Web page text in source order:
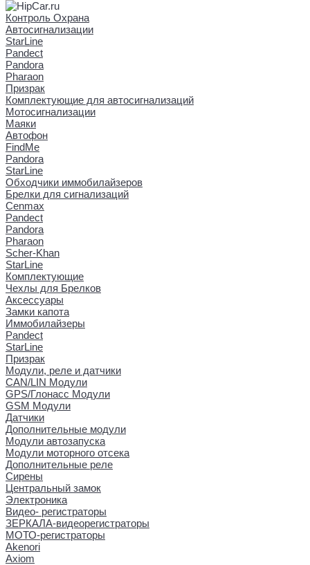
Контроль Охрана
Автосигнализации
StarLine
Pandect
Pandora
Pharaon
Призрак
Комплектующие для автосигнализаций
Мотосигнализации
Маяки
Автофон
FindMe
Pandora
StarLine
Обходчики иммобилайзеров
Брелки для сигнализаций
Cenmax
Pandect
Pandora
Pharaon
Scher-Khan
StarLine
Комплектующие
Чехлы для Брелков
Аксессуары
Замки капота
Иммобилайзеры
Pandect
StarLine
Призрак
Модули, реле и датчики
CAN/LIN Модули
GPS/Глонасс Модули
GSM Модули
Датчики
Дополнительные модули
Модули автозапуска
Модули моторного отсека
Дополнительные реле
Сирены
Центральный замок
Электроника
Видео- регистраторы
ЗЕРКАЛА-видеорегистраторы
МОТО-регистраторы
Akenori
Axiom